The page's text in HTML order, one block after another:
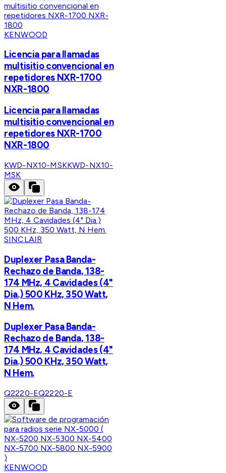
KENWOOD
Licencia para llamadas
multisitio convencional en
repetidores NXR-1700
NXR-1800
Licencia para llamadas
multisitio convencional en
repetidores NXR-1700
NXR-1800
KWD-NX10-MSKKWD-NX10-
MSK
SINCLAIR
Duplexer Pasa Banda-
Rechazo de Banda, 138-
174 MHz, 4 Cavidades (4"
Dia.) 500 KHz, 350 Watt,
N Hem.
Duplexer Pasa Banda-
Rechazo de Banda, 138-
174 MHz, 4 Cavidades (4"
Dia.) 500 KHz, 350 Watt,
N Hem.
Q2220-EQ2220-E
KENWOOD